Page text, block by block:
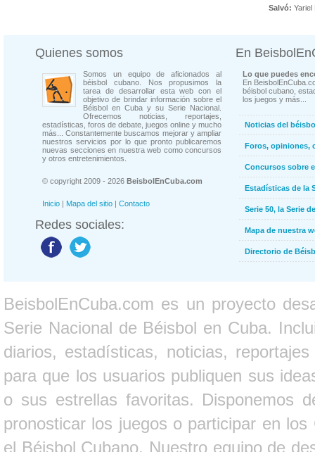
Salvó: Yariel
Quienes somos
Somos un equipo de aficionados al
béisbol cubano. Nos propusimos la
tarea de desarrollar esta web con el
objetivo de brindar información sobre el
Béisbol en Cuba y su Serie Nacional.
Ofrecemos noticias, reportajes,
estadísticas, foros de debate, juegos online y mucho
más... Constantemente buscamos mejorar y ampliar
nuestros servicios por lo que pronto publicaremos
nuevas secciones en nuestra web como concursos
y otros entretenimientos.
© copyright 2009 - 2026 BeisbolEnCuba.com
Inicio | Mapa del sitio | Contacto
Redes sociales:
En
Lo que puedes
En
béisbol cubano,
los juegos y más...
Noticias del
Foros, opiniones,
Concursos sobre
Estadísticas de la
Serie 50, la Serie
Mapa de nuestra
Directorio de
BeisbolEnCuba.com es un proyecto
Serie Nacional de Béisbol en Cuba.
diarios, estadísticas, noticias,
para que los usuarios publiquen sus
o sus estrellas favoritas. Disponemos
pronosticar los juegos o participar en
el Béisbol Cubano. Nuestro equipo de